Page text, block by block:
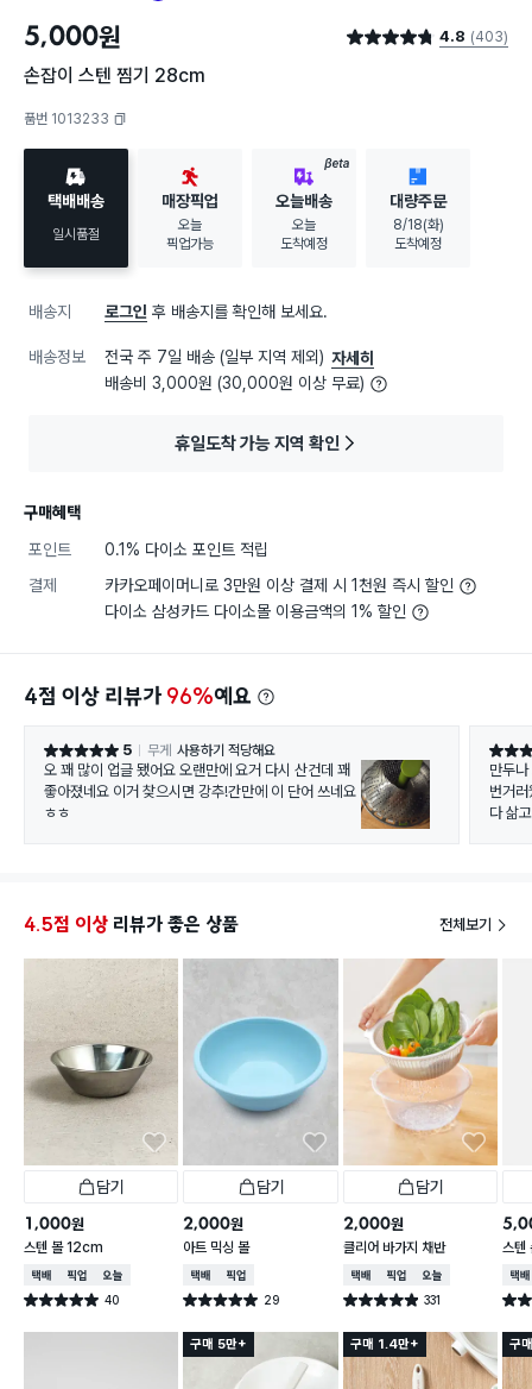
구매했어요
5,000원 별점 4.8점 4.8 (403)
손잡이 스텐 찜기 28cm
품번 1013233
택배배송
일시품절
매장픽업
오늘
픽업가능
BETA
오늘배송
오늘
도착예정
대량주문
8/18(화)
도착예정
배송지 로그인 후 배송지를 확인해 보세요.
배송정보 전국 주 7일 배송 (일부 지역 제외) 자세히
배송비 3,000원 (30,000원 이상 무료)
휴일도착 가능 지역 확인
구매혜택
포인트
0.1% 다이소 포인트 적립
결제
카카오페이머니로 3만원 이상 결제 시 1천원 즉시 할인
다이소 삼성카드 다이소몰 이용금액의 1% 할인
4점 이상 리뷰가 96%예요
별점 5점 5 무게 사용하기 적당해요
오 꽤 많이 업글 됐어요 오랜만에 요거 다시 산건데 꽤
좋아졌네요 이거 찾으시면 강추!간만에 이 단어 쓰네요
ㅎㅎ
별점 5
만두
다 삶
4.5점 이상 리뷰가 좋은 상품 전체보기
담기
1,000원
스텐 볼 12cm
택배배송매장픽업오늘배송
별점 5.0점 40
건 작성
담기
2,000원
아트 믹싱 볼
택배배송매장픽업
별점 5.0점 29
건 작성
담기
2,000원
클리어 바가지 채반
택배배송매장픽업오늘배송
별점 4.9점 331
건 작성
스텐
택배
별점
구매 5만+ 구매 1.4만+ 구